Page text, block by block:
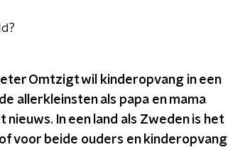
Omtzigt wil kinderopvang in een
allerkleinsten als papa en mama
In een land als Zweden is het
voor beide ouders en kinderopvang